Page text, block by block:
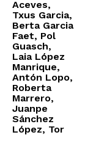
Aceves,
Txus Garcia,
Berta Garcia
Faet, Pol
Guasch,
Laia López
Manrique,
Antón Lopo,
Roberta
Marrero,
Juanpe
Sánchez
López, Tor